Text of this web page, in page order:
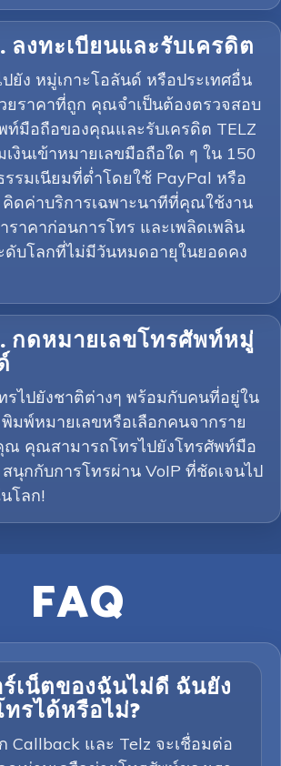
งทะเบียนและรับเครดิต
ยัง หมู่เกาะโอลันด์ หรือประเทศอื่น
ยราคาที่ถูก คุณจำเป็นต้องตรวจสอบ
ท์มือถือของคุณและรับเครดิต TELZ
งินเข้าหมายเลขมือถือใด ๆ ใน 150
รรมเนียมที่ต่ำโดยใช้ PayPal หรือ
คิดค่าบริการเฉพาะนาทีที่คุณใช้งาน
ราคาก่อนการโทร และเพลิดเพลิน
ดับโลกที่ไม่มีวันหมดอายุในยอดคง
กดหมายเลขโทรศัพท์หมู่
ไปยังชาติต่างๆ พร้อมกับคนที่อยู่ใน
มพ์หมายเลขหรือเลือกคนจากราย
คุณสามารถโทรไปยังโทรศัพท์มือ
นุกกับการโทรผ่าน VoIP ที่ชัดเจนไป
โลก!
FAQ
เน็ตของฉันไม่ดี ฉันยัง
รได้หรือไม่?
Callback และ Telz จะเชื่อมต่อ